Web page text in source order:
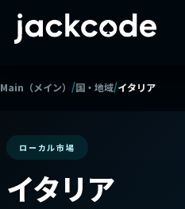
Main（メイン） /国・地域/イタリア
ローカル市場
イタリア